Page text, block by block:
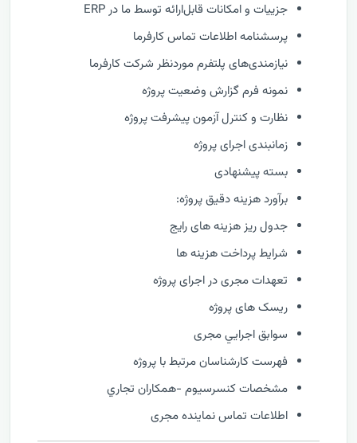
جزییات و امکانات قابل‌ارائه توسط ما در ERP
پرسشنامه اطلاعات تماس کارفرما
نیازمندی‌های پلتفرم موردنظر شرکت کارفرما
نمونه فرم گزارش وضعيت پروژه
نظارت و كنترل آزمون پیشرفت پروژه
زمانبندی اجرای پروژه
بسته پیشنهادی
برآورد هزینه دقیق پروژه:
جدول ریز هزینه های رایج
شرایط پرداخت هزینه ها
تعهدات مجری در اجرای پروژه
ریسک های پروژه
سوابق اجرايي مجری
فهرست كارشناسان مرتبط با پروژه
مشخصات كنسرسيوم -همكاران تجاري
اطلاعات تماس نماینده مجری